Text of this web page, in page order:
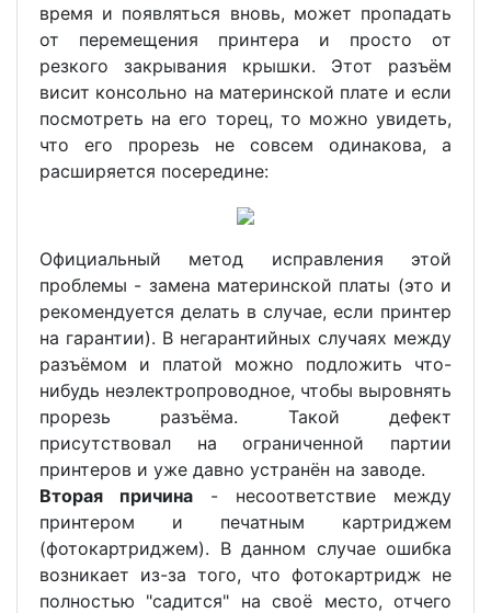
время и появляться вновь, может пропадать
от перемещения принтера и просто от
резкого закрывания крышки. Этот разъём
висит консольно на материнской плате и если
посмотреть на его торец, то можно увидеть,
что его прорезь не совсем одинакова, а
расширяется посередине:
Официальный метод исправления этой
проблемы - замена материнской платы (это и
рекомендуется делать в случае, если принтер
на гарантии). В негарантийных случаях между
разъёмом и платой можно подложить что-
нибудь неэлектропроводное, чтобы выровнять
прорезь разъёма. Такой дефект
присутствовал на ограниченной партии
принтеров и уже давно устранён на заводе.
Вторая причина - несоответствие между
принтером и печатным картриджем
(фотокартриджем). В данном случае ошибка
возникает из-за того, что фотокартридж не
полностью "садится" на своё место, отчего